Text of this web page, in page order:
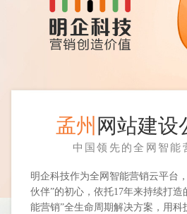
孟州 网站建设
中国领先的全网智能
明企科技作为全网智能营销云平台
伙伴”的初心，依托17年来持续打造
能营销”全生命周期解决方案，用科